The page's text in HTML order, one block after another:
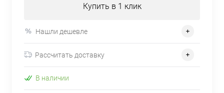
Купить в 1 клик
Нашли дешевле
Рассчитать доставку
В наличии